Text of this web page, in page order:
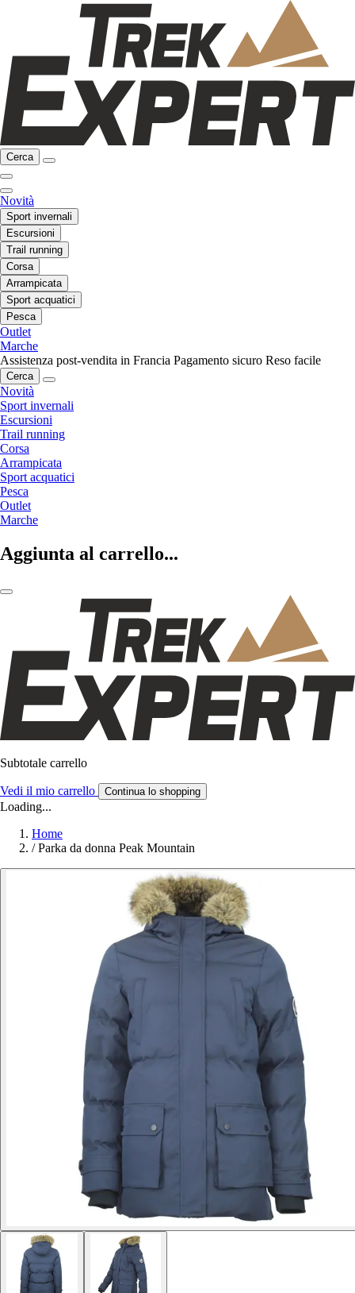
Cerca
Novità
Sport invernali
Escursioni
Trail running
Corsa
Arrampicata
Sport acquatici
Pesca
Outlet
Marche
Assistenza post-vendita in Francia Pagamento sicuro Reso facile
Cerca
Novità
Sport invernali
Escursioni
Trail running
Corsa
Arrampicata
Sport acquatici
Pesca
Outlet
Marche
Aggiunta al carrello...
Subtotale carrello
Vedi il mio carrello Continua lo shopping
Loading...
Home
/ Parka da donna Peak Mountain